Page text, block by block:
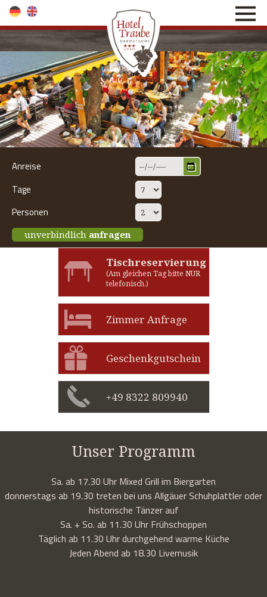
direkt zur Navigation
direkt zum Inhalt
Anreise
Tage
Personen
unverbindlich anfragen
Unser Programm
Sa. ab 17.30 Uhr Mixed Grill im Biergarten
donnerstags ab 19.30 treten bei uns Allgäuer Schuhplattler oder
historische Tänzer auf
Sa. + So. ab 11.30 Uhr Frühschoppen
Täglich ab 11.30 Uhr durchgehend warme Küche
Jeden Abend ab 18.30 Livemusik
Tischreservierung
(Am gleichen Tag bitte NUR
telefonisch.)
Zimmer Anfrage
Geschenkgutschein
+49 8322 809940